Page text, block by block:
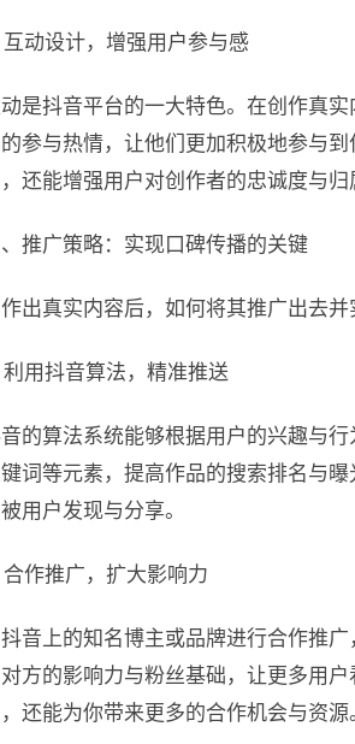
动设计，增强用户参与感
是抖音平台的一大特色。在创作真
参与热情，让他们更加积极地参与
还能增强用户对创作者的忠诚度与归
推广策略：实现口碑传播的关键
出真实内容后，如何将其推广出去
用抖音算法，精准推送
的算法系统能够根据用户的兴趣与
词等元素，提高作品的搜索排名与
用户发现与分享。
作推广，扩大影响力
音上的知名博主或品牌进行合作推
方的影响力与粉丝基础，让更多用
还能为你带来更多的合作机会与资源